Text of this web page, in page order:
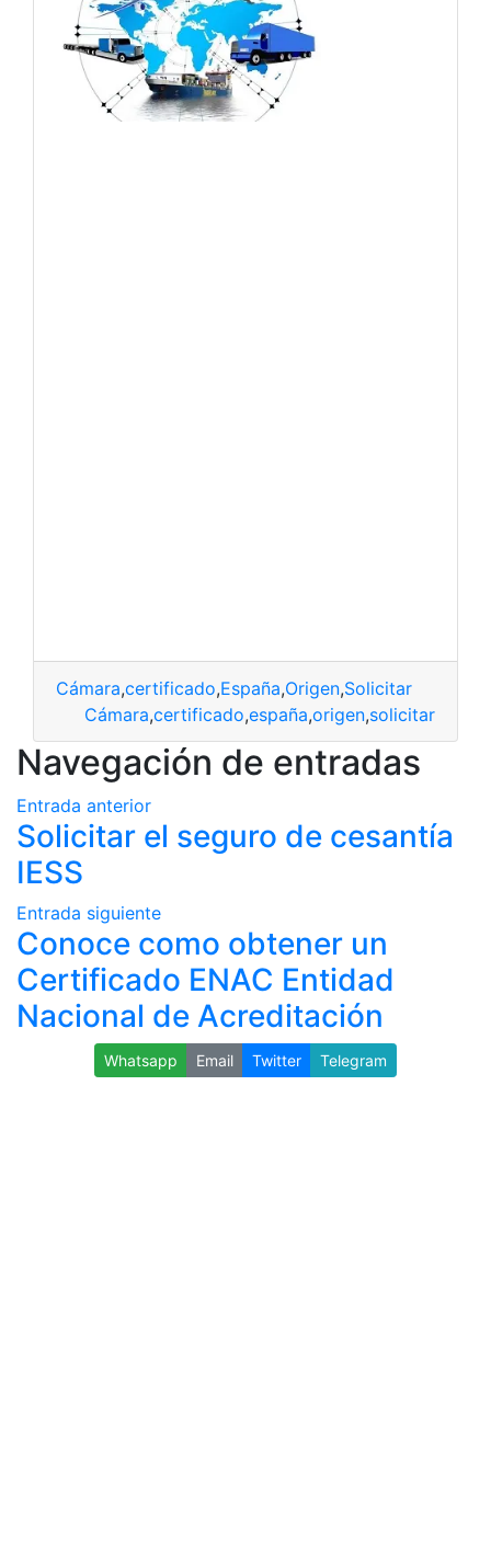
Cámara,certificado,España,Origen,Solicitar
Cámara,certificado,españa,origen,solicitar
Navegación de entradas
Entrada anterior
Solicitar el seguro de cesantía
IESS
Entrada siguiente
Conoce como obtener un
Certificado ENAC Entidad
Nacional de Acreditación
Whatsapp Email Twitter Telegram